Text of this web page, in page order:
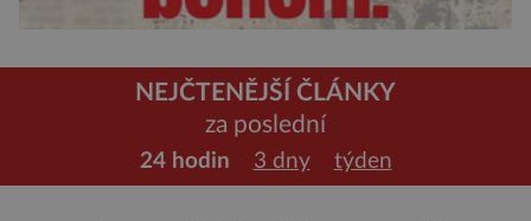
NEJČTENĚJŠÍ ČLÁNKY
za poslední
24 hodin 3 dny týden